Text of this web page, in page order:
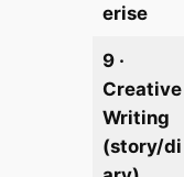
erise
9 ·
Creative
Writing
(story/di